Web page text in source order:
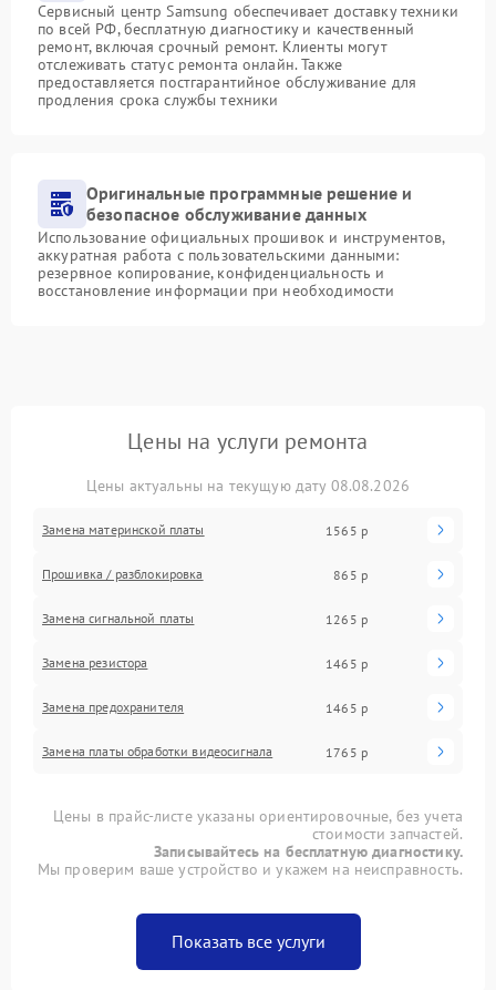
Сервисный центр Samsung обеспечивает доставку техники
по всей РФ, бесплатную диагностику и качественный
ремонт, включая срочный ремонт. Клиенты могут
отслеживать статус ремонта онлайн. Также
предоставляется постгарантийное обслуживание для
продления срока службы техники
Оригинальные программные решение и
безопасное обслуживание данных
Использование официальных прошивок и инструментов,
аккуратная работа с пользовательскими данными:
резервное копирование, конфиденциальность и
восстановление информации при необходимости
Цены на услуги ремонта
Цены актуальны на текущую дату 08.08.2026
Замена материнской платы 1565 р
Прошивка / разблокировка 865 р
Замена сигнальной платы 1265 р
Замена резистора 1465 р
Замена предохранителя 1465 р
Замена платы обработки видеосигнала 1765 р
Цены в прайс-листе указаны ориентировочные, без учета
стоимости запчастей.
Записывайтесь на бесплатную диагностику.
Мы проверим ваше устройство и укажем на неисправность.
Показать все услуги